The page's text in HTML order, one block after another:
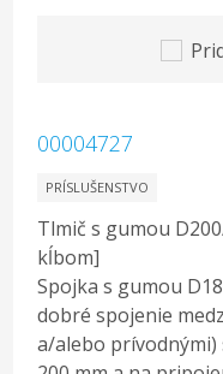
00004727
PRÍSLUŠENSTVO
Tlmič s gumou
kĺbom]
Spojka s gumou
dobré spojenie
a/alebo